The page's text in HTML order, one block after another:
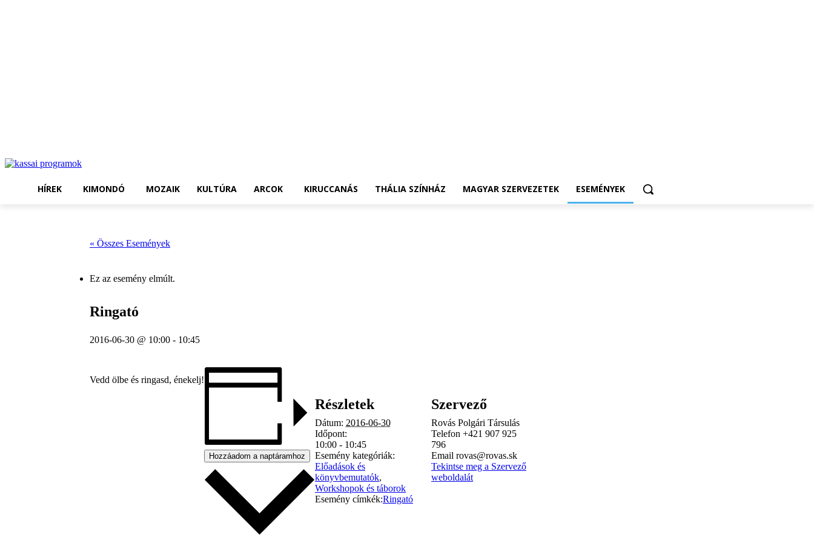
HÍREK KIMONDÓ MOZAIK KULTÚRA ARCOK KIRUCCANÁS THÁLIA SZÍNHÁZ MAGYAR SZERVEZETEK ESEMÉNYEK
« Összes Események
Ez az esemény elmúlt.
Ringató
2016-06-30 @ 10:00 - 10:45
Vedd ölbe és ringasd, énekelj!
Hozzáadom a naptáramhoz
Részletek
Dátum: 2016-06-30
Időpont:
10:00 - 10:45
Esemény kategóriák:
Előadások és
könyvbemutatók,
Workshopok és táborok
Esemény címkék:Ringató
Szervező
Rovás Polgári Társulás
Telefon +421 907 925
796
Email rovas@rovas.sk
Tekintse meg a Szervező
weboldalát